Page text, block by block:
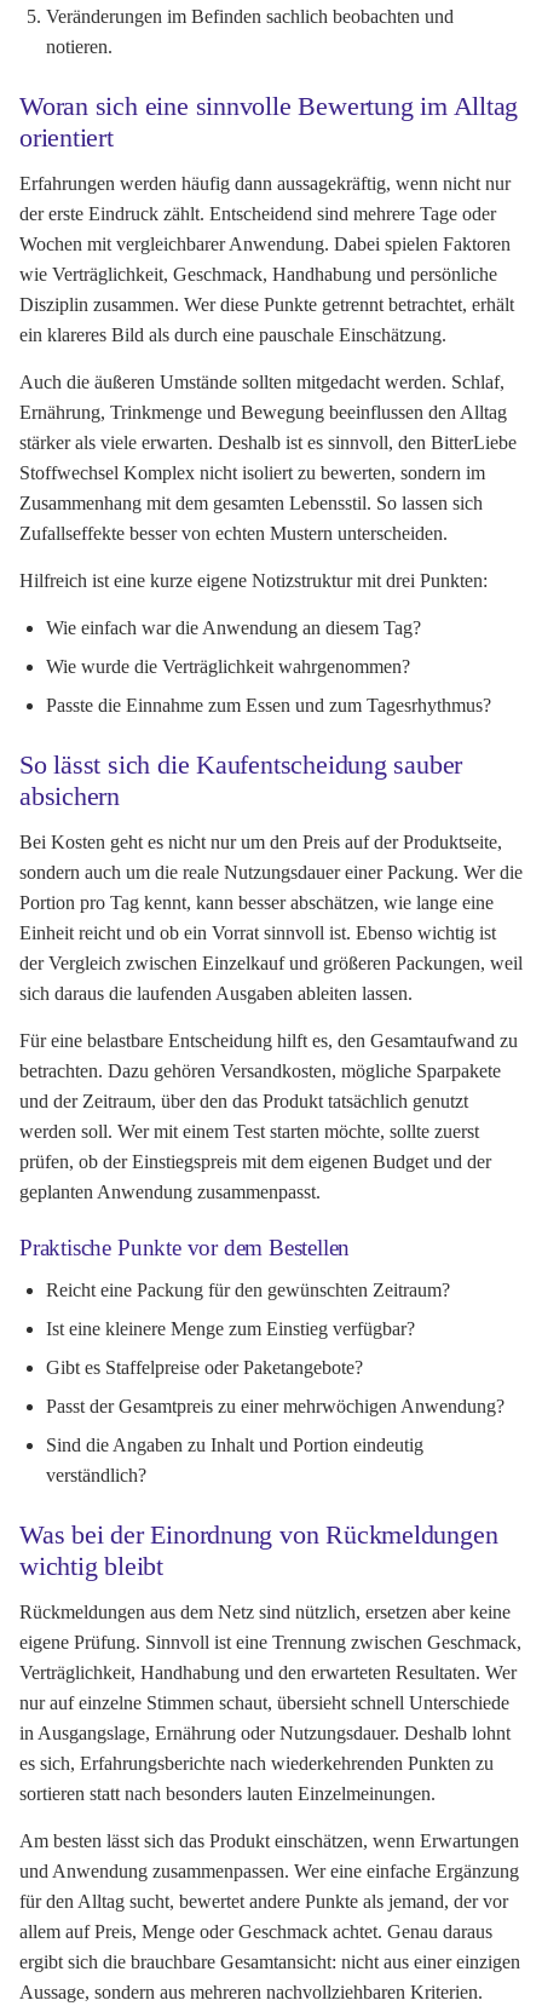
Veränderungen im Befinden sachlich beobachten und
notieren.
Woran sich eine sinnvolle Bewertung im Alltag
orientiert
Erfahrungen werden häufig dann aussagekräftig, wenn nicht nur
der erste Eindruck zählt. Entscheidend sind mehrere Tage oder
Wochen mit vergleichbarer Anwendung. Dabei spielen Faktoren
wie Verträglichkeit, Geschmack, Handhabung und persönliche
Disziplin zusammen. Wer diese Punkte getrennt betrachtet, erhält
ein klareres Bild als durch eine pauschale Einschätzung.
Auch die äußeren Umstände sollten mitgedacht werden. Schlaf,
Ernährung, Trinkmenge und Bewegung beeinflussen den Alltag
stärker als viele erwarten. Deshalb ist es sinnvoll, den BitterLiebe
Stoffwechsel Komplex nicht isoliert zu bewerten, sondern im
Zusammenhang mit dem gesamten Lebensstil. So lassen sich
Zufallseffekte besser von echten Mustern unterscheiden.
Hilfreich ist eine kurze eigene Notizstruktur mit drei Punkten:
Wie einfach war die Anwendung an diesem Tag?
Wie wurde die Verträglichkeit wahrgenommen?
Passte die Einnahme zum Essen und zum Tagesrhythmus?
So lässt sich die Kaufentscheidung sauber
absichern
Bei Kosten geht es nicht nur um den Preis auf der Produktseite,
sondern auch um die reale Nutzungsdauer einer Packung. Wer die
Portion pro Tag kennt, kann besser abschätzen, wie lange eine
Einheit reicht und ob ein Vorrat sinnvoll ist. Ebenso wichtig ist
der Vergleich zwischen Einzelkauf und größeren Packungen, weil
sich daraus die laufenden Ausgaben ableiten lassen.
Für eine belastbare Entscheidung hilft es, den Gesamtaufwand zu
betrachten. Dazu gehören Versandkosten, mögliche Sparpakete
und der Zeitraum, über den das Produkt tatsächlich genutzt
werden soll. Wer mit einem Test starten möchte, sollte zuerst
prüfen, ob der Einstiegspreis mit dem eigenen Budget und der
geplanten Anwendung zusammenpasst.
Praktische Punkte vor dem Bestellen
Reicht eine Packung für den gewünschten Zeitraum?
Ist eine kleinere Menge zum Einstieg verfügbar?
Gibt es Staffelpreise oder Paketangebote?
Passt der Gesamtpreis zu einer mehrwöchigen Anwendung?
Sind die Angaben zu Inhalt und Portion eindeutig
verständlich?
Was bei der Einordnung von Rückmeldungen
wichtig bleibt
Rückmeldungen aus dem Netz sind nützlich, ersetzen aber keine
eigene Prüfung. Sinnvoll ist eine Trennung zwischen Geschmack,
Verträglichkeit, Handhabung und den erwarteten Resultaten. Wer
nur auf einzelne Stimmen schaut, übersieht schnell Unterschiede
in Ausgangslage, Ernährung oder Nutzungsdauer. Deshalb lohnt
es sich, Erfahrungsberichte nach wiederkehrenden Punkten zu
sortieren statt nach besonders lauten Einzelmeinungen.
Am besten lässt sich das Produkt einschätzen, wenn Erwartungen
und Anwendung zusammenpassen. Wer eine einfache Ergänzung
für den Alltag sucht, bewertet andere Punkte als jemand, der vor
allem auf Preis, Menge oder Geschmack achtet. Genau daraus
ergibt sich die brauchbare Gesamtansicht: nicht aus einer einzigen
Aussage, sondern aus mehreren nachvollziehbaren Kriterien.